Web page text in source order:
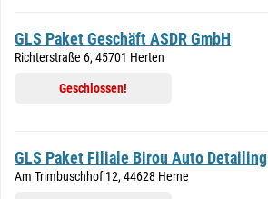
GLS Paket Geschäft ASDR GmbH
Richterstraße 6, 45701 Herten
Geschlossen!
GLS Paket Filiale Birou Auto Detailing
Am Trimbuschhof 12, 44628 Herne